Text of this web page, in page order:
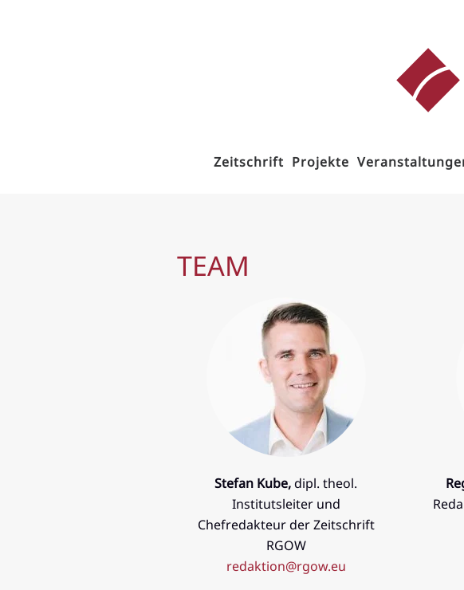
Zeitschrift Projekte
TEAM
Stefan Kube,dipl. theol.
Institutsleiter und
Chefredakteur der Zeitschrift
RGOW
redaktion@rgow.eu